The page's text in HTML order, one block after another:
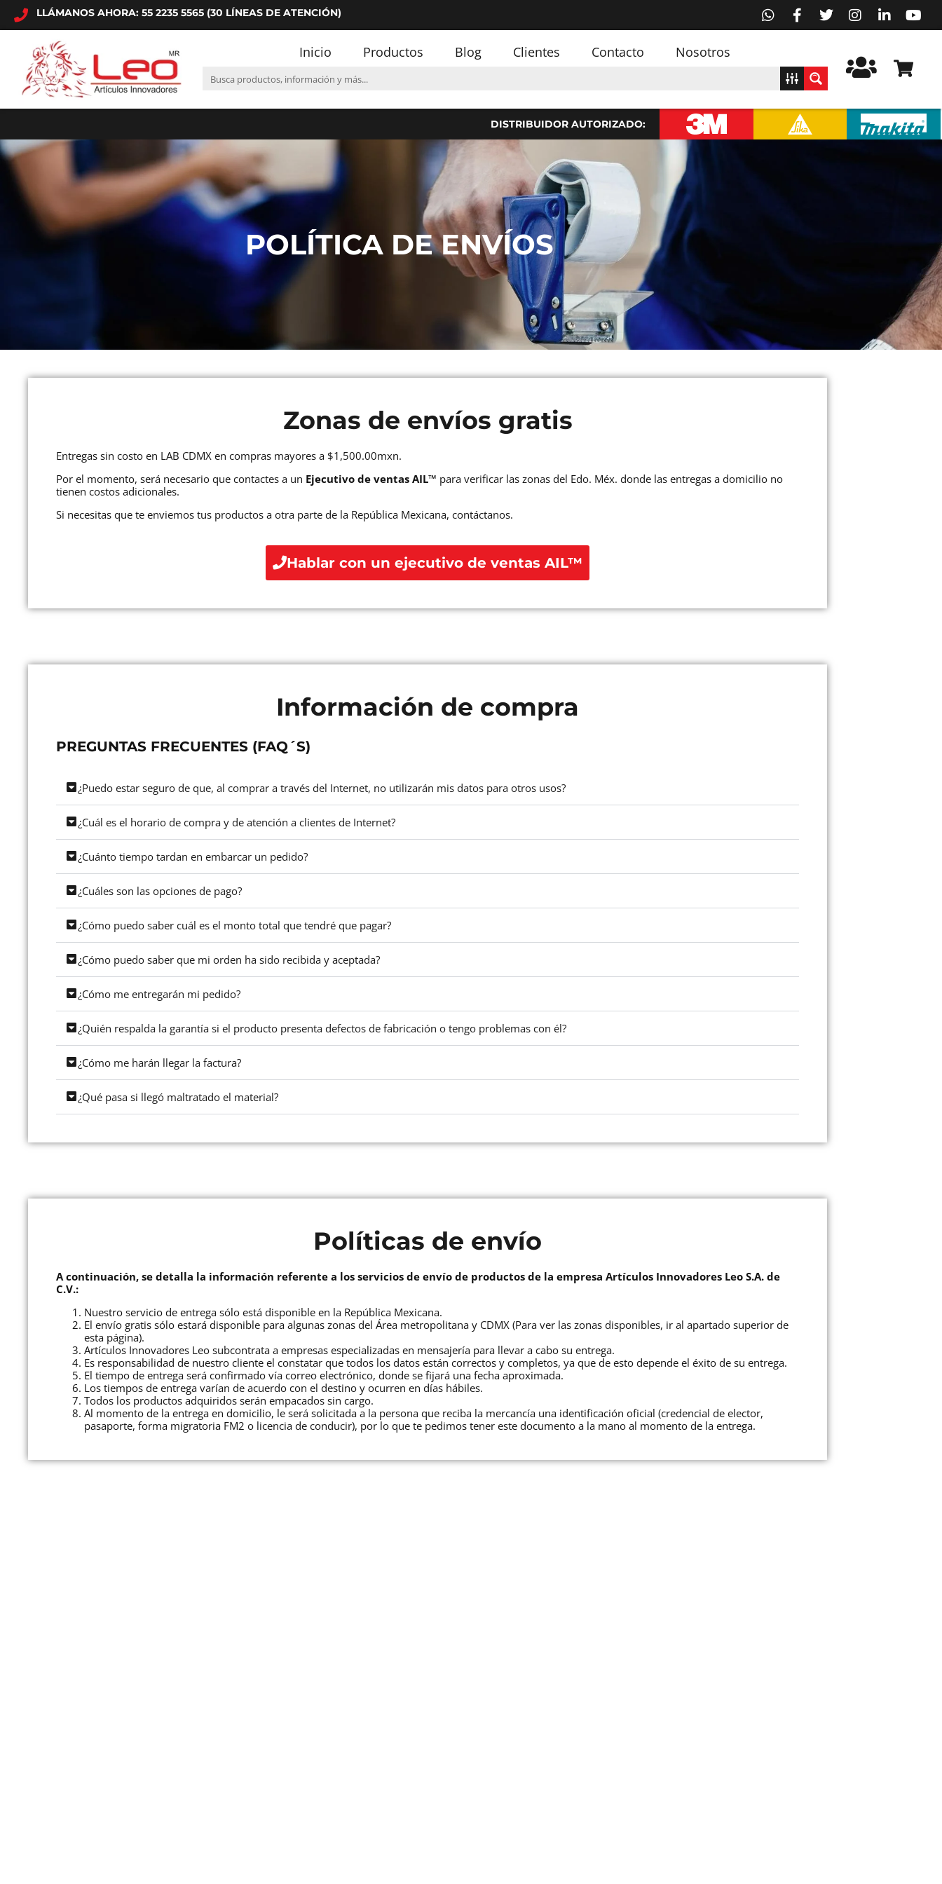
LLÁMANOS AHORA: 55 2235 5565 (30 LÍNEAS DE ATENCIÓN)
Inicio Productos Blog Clientes Contacto Nosotros
DISTRIBUIDOR AUTORIZADO:
POLÍTICA DE ENVÍOS
Zonas de envíos gratis
Entregas sin costo en LAB CDMX en compras mayores a $1,500.00mxn.
Por el momento, será necesario que contactes a un Ejecutivo de ventas AIL™ para verificar las zonas del Edo. Méx. donde las entregas a domicilio no
tienen costos adicionales.
Si necesitas que te enviemos tus productos a otra parte de la República Mexicana, contáctanos.
Hablar con un ejecutivo de ventas AIL™
Información de compra
PREGUNTAS FRECUENTES (FAQ´S)
¿Puedo estar seguro de que, al comprar a través del Internet, no utilizarán mis datos para otros usos?
¿Cuál es el horario de compra y de atención a clientes de Internet?
¿Cuánto tiempo tardan en embarcar un pedido?
¿Cuáles son las opciones de pago?
¿Cómo puedo saber cuál es el monto total que tendré que pagar?
¿Cómo puedo saber que mi orden ha sido recibida y aceptada?
¿Cómo me entregarán mi pedido?
¿Quién respalda la garantía si el producto presenta defectos de fabricación o tengo problemas con él?
¿Cómo me harán llegar la factura?
¿Qué pasa si llegó maltratado el material?
Políticas de envío
A continuación, se detalla la información referente a los servicios de envío de productos de la empresa Artículos Innovadores Leo S.A. de
C.V.:
Nuestro servicio de entrega sólo está disponible en la República Mexicana.
El envío gratis sólo estará disponible para algunas zonas del Área metropolitana y CDMX (Para ver las zonas disponibles, ir al apartado superior de
esta página).
Artículos Innovadores Leo subcontrata a empresas especializadas en mensajería para llevar a cabo su entrega.
Es responsabilidad de nuestro cliente el constatar que todos los datos están correctos y completos, ya que de esto depende el éxito de su entrega.
El tiempo de entrega será confirmado vía correo electrónico, donde se fijará una fecha aproximada.
Los tiempos de entrega varían de acuerdo con el destino y ocurren en días hábiles.
Todos los productos adquiridos serán empacados sin cargo.
Al momento de la entrega en domicilio, le será solicitada a la persona que reciba la mercancía una identificación oficial (credencial de elector,
pasaporte, forma migratoria FM2 o licencia de conducir), por lo que te pedimos tener este documento a la mano al momento de la entrega.